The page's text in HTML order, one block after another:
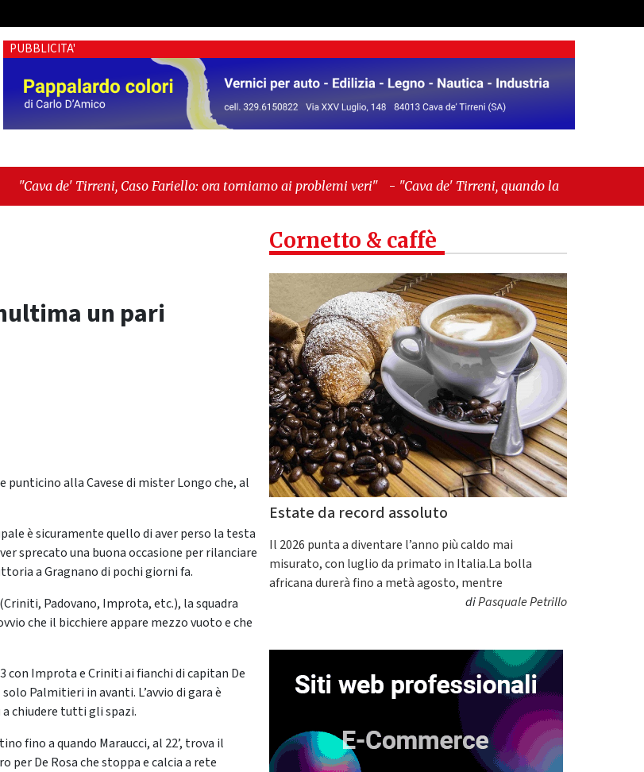
PUBBLICITA'
Caso Fariello: ora torniamo ai problemi veri" -"Cava de' Tirreni, quando la burocrazia dimentica
un pari
alla Cavese di mister Longo che, al
è sicuramente quello di aver perso la testa
sprecato una buona occasione per rilanciare
a Gragnano di pochi giorni fa.
Padovano, Improta, etc.), la squadra
che il bicchiere appare mezzo vuoto e che
con Improta e Criniti ai fianchi di capitan De
Palmitieri in avanti. L’avvio di gara è
chiudere tutti gli spazi.
fino a quando Maraucci, al 22’, trova il
De Rosa che stoppa e calcia a rete
Cornetto & caffè
Estate da record assoluto
Il 2026 punta a diventare l’anno più caldo mai
misurato, con luglio da primato in Italia.La bolla
africana durerà fino a metà agosto, mentre
diPasquale Petrillo